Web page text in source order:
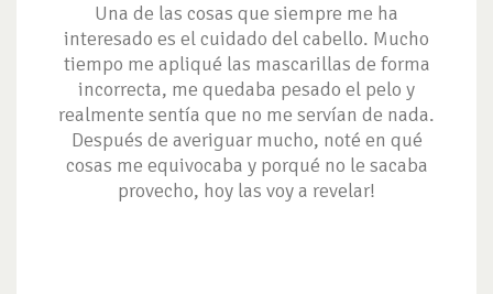
Una de las cosas que siempre me ha
interesado es el cuidado del cabello. Mucho
tiempo me apliqué las mascarillas de forma
incorrecta, me quedaba pesado el pelo y
realmente sentía que no me servían de nada.
Después de averiguar mucho, noté en qué
cosas me equivocaba y porqué no le sacaba
provecho, hoy las voy a revelar!